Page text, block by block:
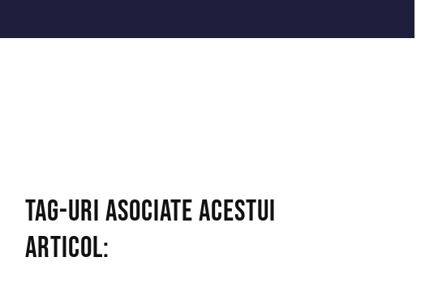
TAG-uri asociate acestui
articol: